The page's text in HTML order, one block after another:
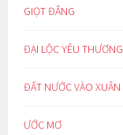
GIỌT ĐẮNG
ĐẠI LỘC YÊU THƯƠNG
ĐẤT NƯỚC VÀO XUÂN
ƯỚC MƠ